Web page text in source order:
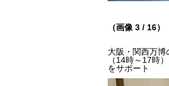
（画像 3 / 16）
大阪・関西万博
（14時～17時
をサポート